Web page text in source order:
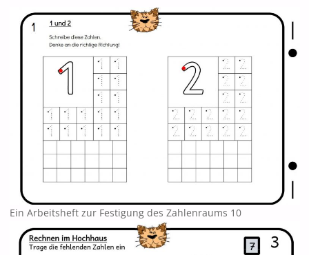
Ein Arbeitsheft zur Festigung des Zahlenraums 10